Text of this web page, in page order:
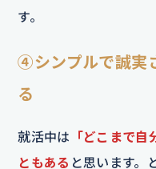
す。
④シンプルで誠実
る
就活中は 「どこまで
ともある と思います。